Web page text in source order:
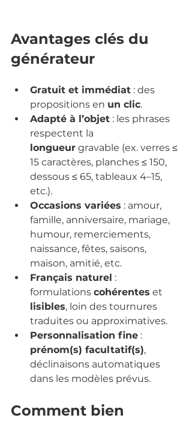
Avantages clés du
générateur
Gratuit et immédiat : des
propositions en un clic.
Adapté à l’objet : les phrases
respectent la
longueur gravable (ex. verres ≤
15 caractères, planches ≤ 150,
dessous ≤ 65, tableaux 4–15,
etc.).
Occasions variées : amour,
famille, anniversaire, mariage,
humour, remerciements,
naissance, fêtes, saisons,
maison, amitié, etc.
Français naturel :
formulations cohérentes et
lisibles, loin des tournures
traduites ou approximatives.
Personnalisation fine :
prénom(s) facultatif(s),
déclinaisons automatiques
dans les modèles prévus.
Comment bien